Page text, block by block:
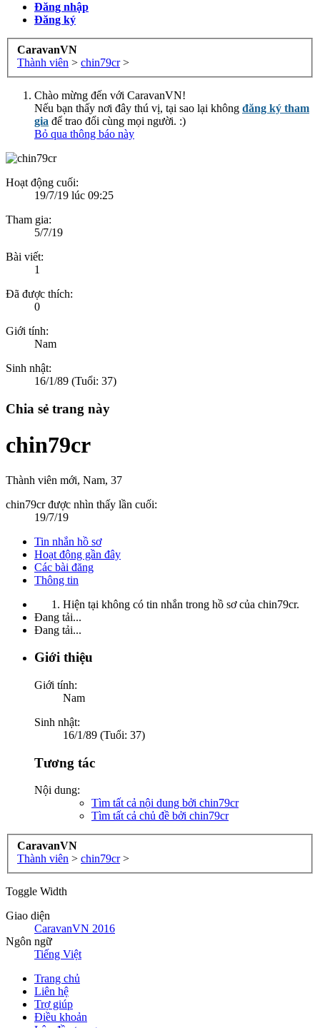
Đăng nhập
Đăng ký
CaravanVN
Thành viên > chin79cr >
Chào mừng đến với CaravanVN!
Nếu bạn thấy nơi đây thú vị, tại sao lại không đăng ký tham
gia để trao đổi cùng mọi người. :)
Bỏ qua thông báo này
Hoạt động cuối:
19/7/19 lúc 09:25
Tham gia:
5/7/19
Bài viết:
1
Đã được thích:
0
Giới tính:
Nam
Sinh nhật:
16/1/89 (Tuổi: 37)
Chia sẻ trang này
chin79cr
Thành viên mới, Nam, 37
chin79cr được nhìn thấy lần cuối:
19/7/19
Tin nhắn hồ sơ
Hoạt động gần đây
Các bài đăng
Thông tin
Hiện tại không có tin nhắn trong hồ sơ của chin79cr.
Đang tải...
Đang tải...
Giới thiệu
Giới tính:
Nam
Sinh nhật:
16/1/89 (Tuổi: 37)
Tương tác
Nội dung:
Tìm tất cả nội dung bởi chin79cr
Tìm tất cả chủ đề bởi chin79cr
CaravanVN
Thành viên > chin79cr >
Toggle Width
Giao diện
CaravanVN 2016
Ngôn ngữ
Tiếng Việt
Trang chủ
Liên hệ
Trợ giúp
Điều khoản